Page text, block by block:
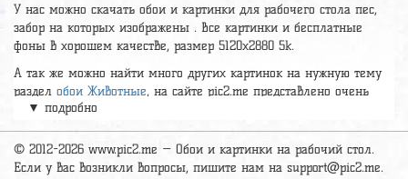
У нас можно скачать обои и картинки для рабочего стола пес,
забор на которых изображены . Все картинки и бесплатные
фоны в хорошем качестве, размер 5120x2880 5k.
А так же можно найти много других картинок на нужную тему
раздел обои Животные, на сайте pic2.me представлено очень
большое количество красивых широкоформатных картинок, фото
и обоев хорошего hd качества бесплатно и на телефон.
▼ подробно
© 2012-2026 www.pic2.me — Обои и картинки на рабочий стол.
Если у вас возникли вопросы, пишите нам на support@pic2.me.